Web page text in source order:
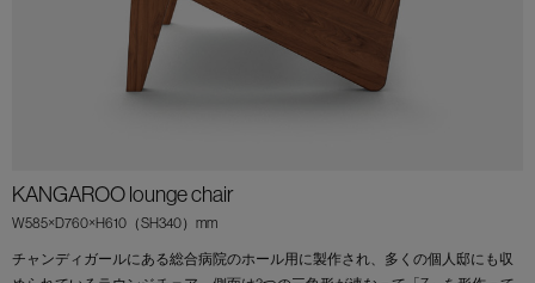
KANGAROO lounge chair
W585×D760×H610（SH340）mm
チャンディガールにある総合病院のホール用に製作され、多くの個人邸にも収